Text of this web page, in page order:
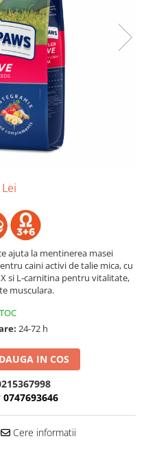
ajuta la mentinerea masei
caini activi de talie mica, cu
si L-carnitina pentru vitalitate,
musculara.
24-72 h
IN COS
0747693646
Cere informatii